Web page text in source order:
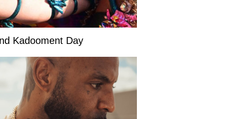
Kadooment Day